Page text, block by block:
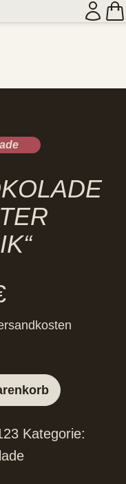
Kategorie: